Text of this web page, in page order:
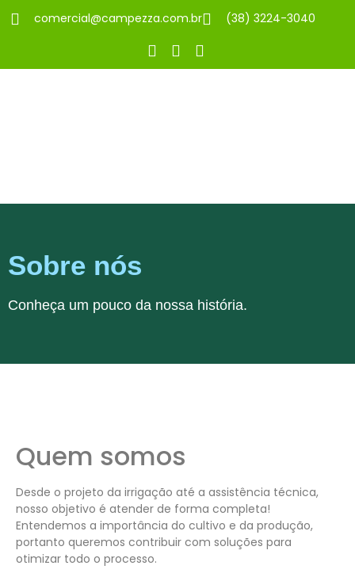
comercial@campezza.com.br (38) 3224-3040
Sobre nós
Conheça um pouco da nossa história.
Quem somos
Desde o projeto da irrigação até a assistência técnica,
nosso objetivo é atender de forma completa!
Entendemos a importância do cultivo e da produção,
portanto queremos contribuir com soluções para
otimizar todo o processo.